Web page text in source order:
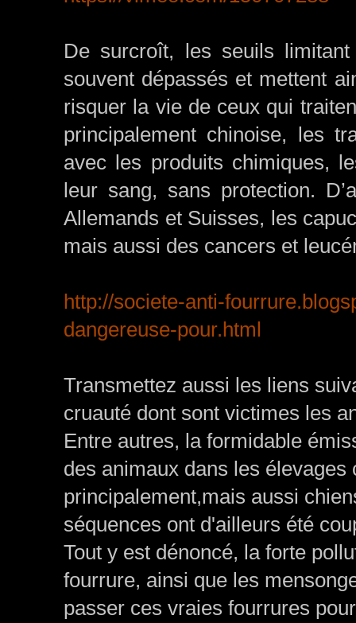
De surcroît, les seuils
souvent dépassés et mettent
risquer la vie de ceux qui
principalement chinoise, les
avec les produits chimiques,
leur sang, sans protection.
Allemands et Suisses, les
mais aussi des cancers et
http://societe-anti-
dangereuse-pour.html
Transmettez aussi les liens
cruauté dont sont victimes les
Entre autres, la formidable
des animaux dans les
principalement,mais aussi
séquences ont d'ailleurs été
Tout y est dénoncé, la forte
fourrure, ainsi que les
passer ces vraies fourrures